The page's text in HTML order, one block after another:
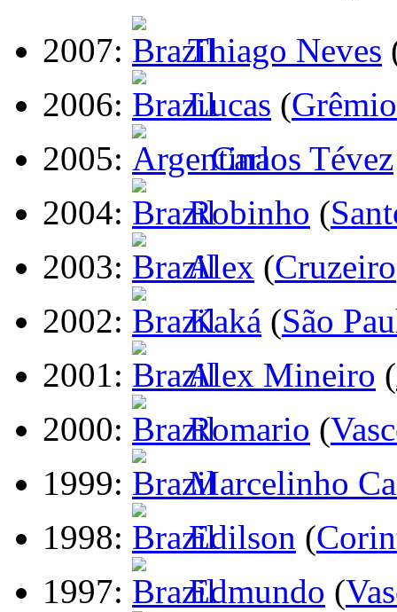
2007: Thiago Neves
2006:
Lucas (Grêmio
2005:
Carlos Tévez
2004:
Robinho (
2003:
Alex (Cruzeiro
2002:
Kaká (São
2001:
Alex Mineiro (
2000:
Romario (
1999:
Marcelinho
1998:
Edilson (
1997:
Edmundo (